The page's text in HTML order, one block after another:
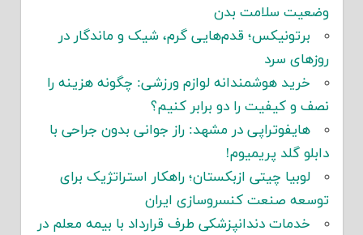
وضعیت سلامت بدن
برتونیکس؛ قدم‌هایی گرم، شیک و ماندگار در
روزهای سرد
خرید هوشمندانه لوازم ورزشی: چگونه هزینه را
نصف و کیفیت را دو برابر کنیم؟
هایفوتراپی در مشهد: راز جوانی بدون جراحی با
دابلو گلد پریمیوم!
لوبیا چیتی ازبکستان؛ راهکار استراتژیک برای
توسعه صنعت کنسروسازی ایران
خدمات دندانپزشکی طرف قرارداد با بیمه معلم در